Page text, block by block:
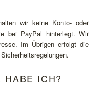
wir keine Konto- oder
bei PayPal hinterlegt. Wir
Im Übrigen erfolgt die
HABE ICH?